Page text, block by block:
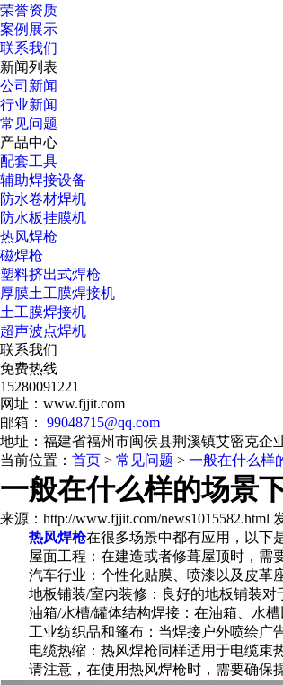
荣誉资质
案例展示
联系我们
新闻列表
公司新闻
行业新闻
常见问题
产品中心
配套工具
辅助焊接设备
防水卷材焊机
防水板挂膜机
热风焊枪
磁焊枪
塑料挤出式焊枪
厚膜土工膜焊接机
土工膜焊接机
超声波点焊机
联系我们
免费热线
15280091221
网址：www.fjjit.com
邮箱： 99048715@qq.com
地址：福建省福州市闽侯县荆溪镇艾密克企
当前位置： 首页 > 常见问题 > 一般在什么样
一般在什么样的场景
来源：http://www.fjjit.com/news1015582.html
热风焊枪在很多场景中都有应用，以下
屋面工程：在建造或者修葺屋顶时，需要
汽车行业：个性化贴膜、喷漆以及皮革
地板铺装/室内装修：良好的地板铺装对于
油箱/水槽/罐体结构焊接：在油箱、水槽
工业纺织品和篷布：当焊接户外喷绘广告
电缆热缩：热风焊枪同样适用于电缆束热
请注意，在使用热风焊枪时，需要确保操